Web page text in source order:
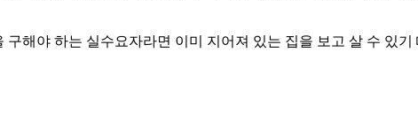
해야 하는 실수요자라면 이미 지어져 있는 집을 보고 살 수 있